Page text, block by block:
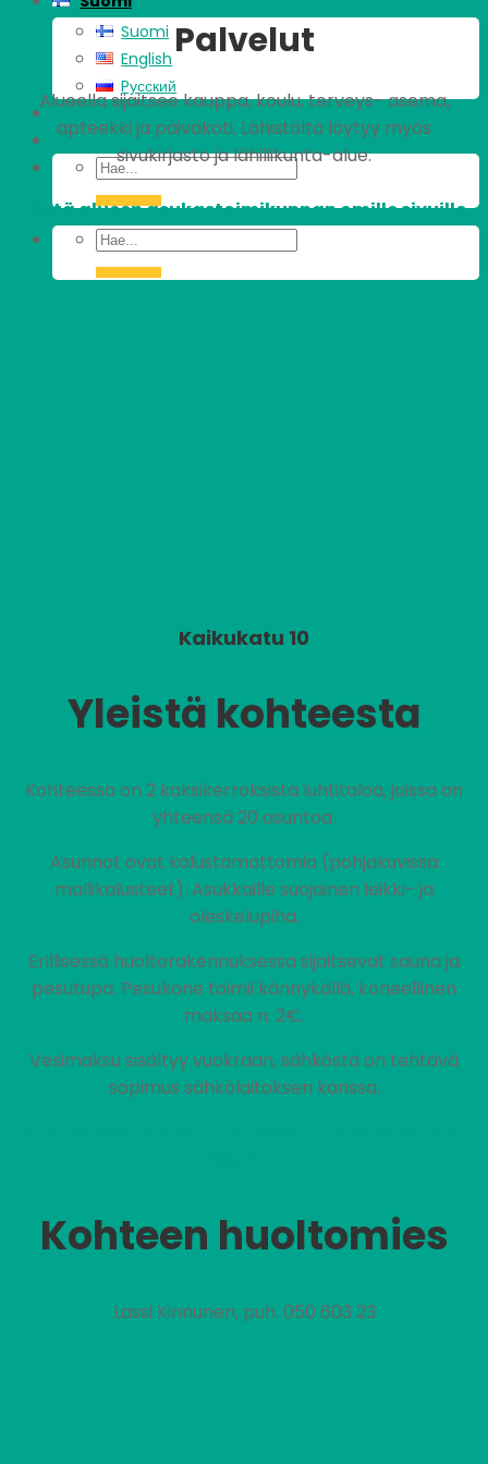
Suomi
English
Pусский
Palvelut
Alueella sijaitsee kauppa, koulu, terveys- asema,
apteekki ja päiväkoti. Lähistöltä löytyy myös
sivukirjasto ja lähiliikunta-alue.
Tästä alueen asukastoimikunnan omille sivuille.
Kaikukatu 10
Yleistä kohteesta
Kohteessa on 2 kaksikerroksista luhtitaloa, joissa on
yhteensä 20 asuntoa.
Asunnot ovat kalustamattomia (pohjakuvissa
mallikalusteet). Asukkaille suojainen leikki- ja
oleskelupiha.
Erillisessä huoltorakennuksessa sijaitsevat sauna ja
pesutupa. Pesukone toimii kännykällä, koneellinen
maksaa n. 2€.
Vesimaksu sisältyy vuokraan, sähköstä on tehtävä
sopimus sähkölaitoksen kanssa.
Kohteen huoltomies
Lassi Kinnunen, puh. 050 603 23